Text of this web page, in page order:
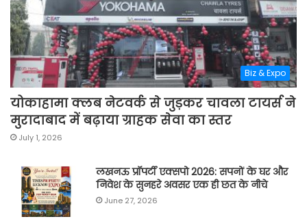
Biz & Expo
योकाहामा क्लब नेटवर्क से जुड़कर चावला टायर्स ने
मुरादाबाद में बढ़ाया ग्राहक सेवा का स्तर
July 1, 2026
लखनऊ प्रॉपर्टी एक्सपो 2026: सपनों के घर और
निवेश के सुनहरे अवसर एक ही छत के नीचे
June 27, 2026